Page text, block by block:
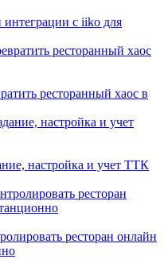
с iiko для
ресторанный хаос в
настройка и учет ТТК
ресторан онлайн